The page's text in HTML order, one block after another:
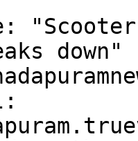
down"